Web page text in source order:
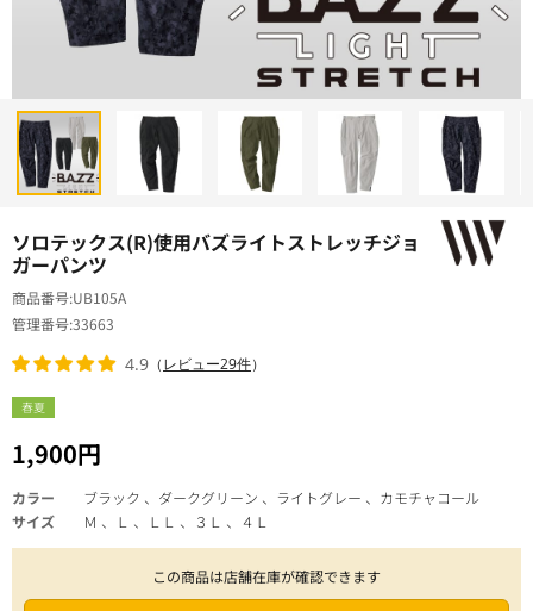
ソロテックス(R)使用バズライトストレッチジョ
ガーパンツ
春夏
1,900円
商品番号 UB105A
管理番号33663
4.9 （レビュー29件）
カラー
ブラック 、ダークグリーン 、ライトグレー 、カモチャコール
サイズ
Ｍ 、Ｌ 、ＬＬ 、３Ｌ 、４Ｌ
この商品は店舗在庫が確認できます